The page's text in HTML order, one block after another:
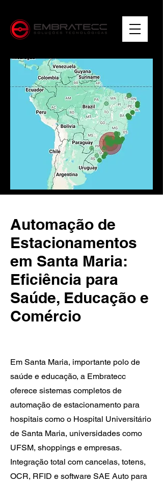
Automação de
Estacionamentos
em Santa Maria:
Eficiência para
Saúde, Educação e
Comércio
Em Santa Maria, importante polo de
saúde e educação, a Embratecc
oferece sistemas completos de
automação de estacionamento para
hospitais como o Hospital Universitário
de Santa Maria, universidades como
UFSM, shoppings e empresas.
Integração total com cancelas, totens,
OCR, RFID e software SAE Auto para